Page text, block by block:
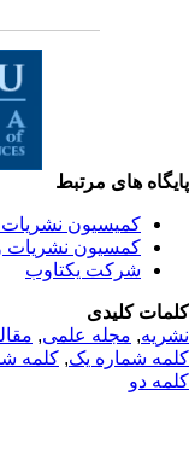
های مرتبط
کمیسیون نشریات
کمسیون نشریات
شرکت یکتاوب
کلیدی
,مجله علمی,
شماره یک,کلمه
دو